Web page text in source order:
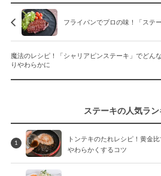
フライパンでプロの味！「ステ
魔法のレシピ！「シャリアピンステーキ」でどん
りやわらかに
ステーキの人気ラ
1
トンテキのたれレシピ！黄金
やわらかくするコツ